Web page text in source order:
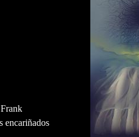
encariñados